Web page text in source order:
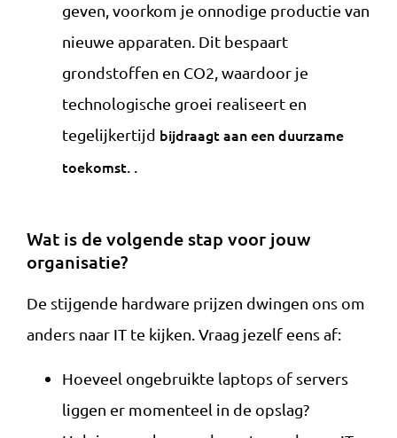
geven, voorkom je onnodige productie van
nieuwe apparaten. Dit bespaart
grondstoffen en CO2, waardoor je
technologische groei realiseert en
tegelijkertijd bijdraagt aan een duurzame
toekomst. .
Wat is de volgende stap voor jouw
organisatie?
De stijgende hardware prijzen dwingen ons om
anders naar IT te kijken. Vraag jezelf eens af:
Hoeveel ongebruikte laptops of servers
liggen er momenteel in de opslag?